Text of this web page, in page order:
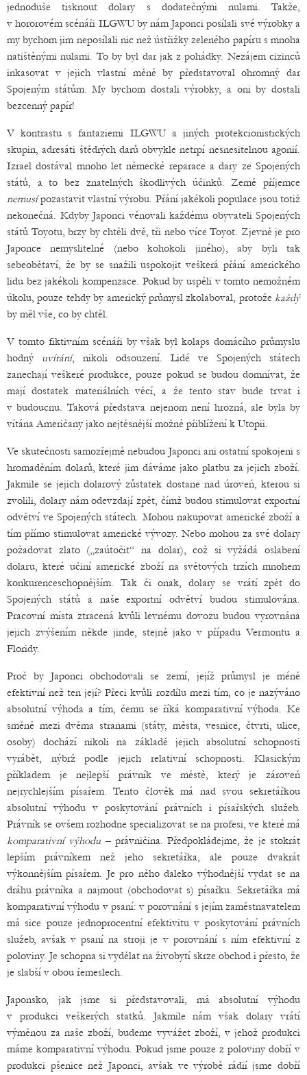
jednoduše tisknout dolary s dodatečnými nulami. Takže,
v hororovém scénáři ILGWU by nám Japonci posílali své výrobky a
my bychom jim neposílali nic než ústřižky zeleného papíru s mnoha
natištěnými nulami. To by byl dar jak z pohádky. Nezájem cizinců
inkasovat v jejich vlastní měně by představoval ohromný dar
Spojeným státům. My bychom dostali výrobky, a oni by dostali
bezcenný papír!
V kontrastu s fantaziemi ILGWU a jiných protekcionistických
skupin, adresáti štědrých darů obvykle netrpí nesnesitelnou agonií.
Izrael dostával mnoho let německé reparace a dary ze Spojených
států, a to bez znatelných škodlivých účinků. Země příjemce
nemusípozastavit vlastní výrobu. Přání jakékoli populace jsou totiž
nekonečná. Kdyby Japonci věnovali každému obyvateli Spojených
států Toyotu, brzy by chtěli dvě, tři nebo více Toyot. Zjevně je pro
Japonce nemyslitelné (nebo kohokoli jiného), aby byli tak
sebeobětaví, že by se snažili uspokojit veškerá přání amerického
lidu bez jakékoli kompenzace. Pokud by uspěli v tomto nemožném
úkolu, pouze tehdy by americký průmysl zkolaboval, protože každý
by měl vše, co by chtěl.
V tomto fiktivním scénáři by však byl kolaps domácího průmyslu
hodný uvítání, nikoli odsouzení. Lidé ve Spojených státech
zanechají veškeré produkce, pouze pokud se budou domnívat, že
mají dostatek materiálních věcí, a že tento stav bude trvat i
v budoucnu. Taková představa nejenom není hrozná, ale byla by
vítána Američany jako nejtěsnější možné přiblížení k Utopii.
Ve skutečnosti samozřejmě nebudou Japonci ani ostatní spokojeni s
hromaděním dolarů, které jim dáváme jako platbu za jejich zboží.
Jakmile se jejich dolarový zůstatek dostane nad úroveň, kterou si
zvolili, dolary nám odevzdají zpět, čímž budou stimulovat exportní
odvětví ve Spojených státech. Mohou nakupovat americké zboží a
tím přímo stimulovat americké vývozy. Nebo mohou za své dolary
požadovat zlato („zaútočit“ na dolar), což si vyžádá oslabení
dolaru, které učiní americké zboží na světových trzích mnohem
konkurenceschopnějším. Tak či onak, dolary se vrátí zpět do
Spojených států a naše exportní odvětví budou stimulována.
Pracovní místa ztracená kvůli levnému dovozu budou vyrovnána
jejich zvýšením někde jinde, stejně jako v případu Vermontu a
Floridy.
Proč by Japonci obchodovali se zemí, jejíž průmysl je méně
efektivní než ten její? Přeci kvůli rozdílu mezi tím, co je nazýváno
absolutní výhoda a tím, čemu se říká komparativní výhoda. Ke
směně mezi dvěma stranami (státy, města, vesnice, čtvrti, ulice,
osoby) dochází nikoli na základě jejich absolutní schopnosti
vyrábět, nýbrž podle jejich relativní schopnosti. Klasickým
příkladem je nejlepší právník ve městě, který je zároveň
nejrychlejším písařem. Tento člověk má nad svou sekretářkou
absolutní výhodu v poskytování právních i písařských služeb.
Právník se ovšem rozhodne specializovat se na profesi, ve které má
komparativní výhodu – právničina. Předpokládejme, že je stokrát
lepším právníkem než jeho sekretářka, ale pouze dvakrát
výkonnějším písařem. Je pro něho daleko výhodnější vydat se na
dráhu právníka a najmout (obchodovat s) písařku. Sekretářka má
komparativní výhodu v psaní: v porovnání s jejím zaměstnavatelem
má sice pouze jednoprocentní efektivitu v poskytování právních
služeb, avšak v psaní na stroji je v porovnání s ním efektivní z
poloviny. Je schopna si vydělat na živobytí skrze obchod i přesto, že
je slabší v obou řemeslech.
Japonsko, jak jsme si představovali, má absolutní výhodu
v produkci veškerých statků. Jakmile nám však dolary vrátí
výměnou za naše zboží, budeme vyvážet zboží, v jehož produkci
máme komparativní výhodu. Pokud jsme pouze z poloviny dobří v
produkci pšenice než Japonci, avšak ve výrobě rádií jsme dobří